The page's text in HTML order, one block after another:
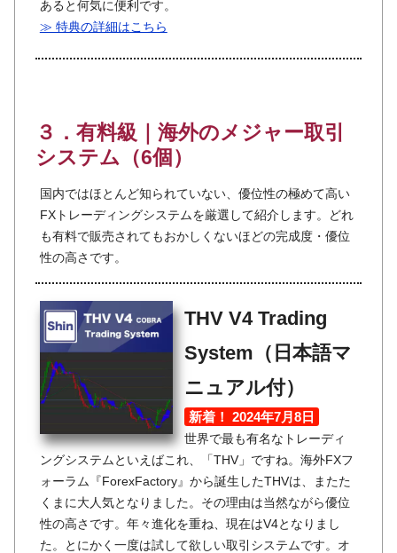
あると何気に便利です。
≫ 特典の詳細はこちら
３．有料級｜海外のメジャー取引
システム（6個）
国内ではほとんど知られていない、優位性の極めて高い
FXトレーディングシステムを厳選して紹介します。どれ
も有料で販売されてもおかしくないほどの完成度・優位
性の高さです。
THV V4 Trading
System（日本語マ
ニュアル付）
新着！ 2024年7月8日
世界で最も有名なトレーディ
ングシステムといえばこれ、「THV」ですね。海外FXフ
ォーラム『ForexFactory』から誕生したTHVは、またた
くまに大人気となりました。その理由は当然ながら優位
性の高さです。年々進化を重ね、現在はV4となりまし
た。とにかく一度は試して欲しい取引システムです。オ